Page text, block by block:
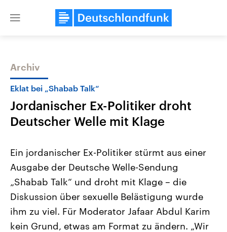
Close
Themen
USA
Aktuelle Beiträge, Analysen und
Hintergründe
Wirtschaftlich und militärisch
gehören die Vereinigten Staaten zu
den mächtigsten Ländern der Erde,
mit großem Einfluss auf das
Nahostkonflikt
Aktuelle Lage und
Der Überfall der
Terrororganisation Hamas
Oktober 2023 auf Israel
Region wieder die Gewalt
Israel möchte die Hamas
Archiv
Eklat bei „Shabab Talk“
Jordanischer Ex-Politiker droht
Deutscher Welle mit Klage
Ein jordanischer Ex-Politiker stürmt aus einer
Ausgabe der Deutsche Welle-Sendung
„Shabab Talk“ und droht mit Klage – die
Diskussion über sexuelle Belästigung wurde
ihm zu viel. Für Moderator Jafaar Abdul Karim
kein Grund, etwas am Format zu ändern. „Wir